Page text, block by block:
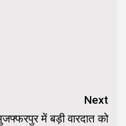
Next
में बड़ी वारदात को